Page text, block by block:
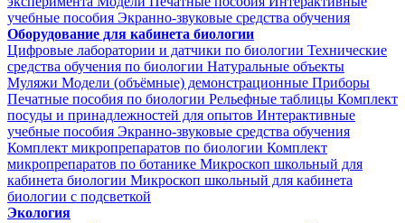
учебные пособия Экранно-звуковые средства обучения
Оборудование для кабинета биологии
Цифровые лаборатории и датчики по биологии Технические
средства обучения по биологии Натуральные объекты
Муляжи Модели (объёмные) демонстрационные Приборы
Печатные пособия по биологии Рельефные таблицы Комплект
посуды и принадлежностей для опытов Интерактивные
учебные пособия Экранно-звуковые средства обучения
Комплект микропрепаратов по биологии Комплект
микропрепаратов по ботанике Микроскоп школьный для
кабинета биологии Микроскоп школьный для кабинета
биологии с подсветкой
Экология